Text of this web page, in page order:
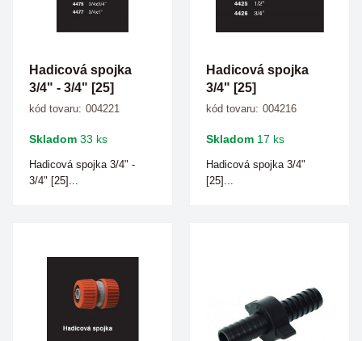
Hadicová spojka
3/4" - 3/4" [25]
kód tovaru: 004221
Skladom 33 ks
Hadicová spojka 3/4" -
3/4" [25]...
Hadicová spojka
3/4" [25]
kód tovaru: 004216
Skladom 17 ks
Hadicová spojka 3/4"
[25]...